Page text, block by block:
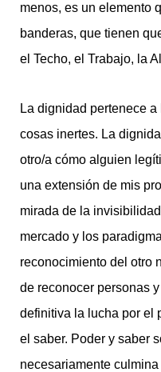
menos, es un elemento
banderas, que tienen
el Techo, el Trabajo, la
La dignidad pertenece
cosas inertes. La
otro/a cómo alguien
una extensión de mis
mirada de la
mercado y los
reconocimiento del otro
de reconocer personas
definitiva la lucha por el
el saber. Poder y saber
necesariamente